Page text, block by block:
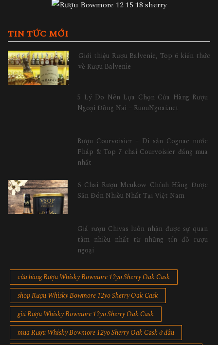
TIN TỨC MỚI
Giới thiệu Rượu Balvenie, Top 6 kiến thức
về Rượu Balvenie
5 Lý Do Nên Lựa Chọn Cửa Hàng Rượu
Ngoại Đồng Nai – RuouNgoai.net
Rượu Courvoisier – Di sản Cognac nước
Pháp & Top 7 chai Courvoisier đáng mua
nhất
6 Chai Rượu Meukow Chính Hãng Được
Săn Đón Nhiều Nhất Tại Việt Nam
Giá rượu Chivas luôn nhận được sự quan
tâm nhiều nhất từ những tín đồ rượu
ngoại
cửa hàng Rượu Whisky Bowmore 12yo Sherry Oak Cask
shop Rượu Whisky Bowmore 12yo Sherry Oak Cask
giá Rượu Whisky Bowmore 12yo Sherry Oak Cask
mua Rượu Whisky Bowmore 12yo Sherry Oak Cask ở đâu